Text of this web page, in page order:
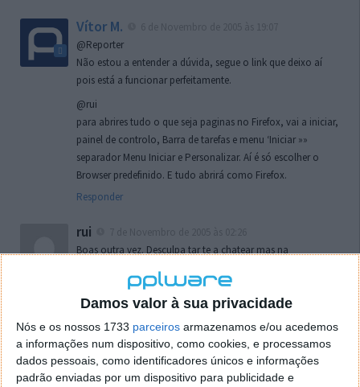
Damos valor à sua privacidade
Nós e os nossos 1733 parceiros armazenamos e/ou acedemos
a informações num dispositivo, como cookies, e processamos
dados pessoais, como identificadores únicos e informações
padrão enviadas por um dispositivo para publicidade e
Vítor M.
@Reporter
Não estou a entender a dúvida, segue o link que deixo aí
pois está a funcionar perfeitamente.
@rui
para abrires tudo o que seja paginas no Firefox, vai a iniciar,
painel de controlo, Barra de tarefas e menu ‘Iniciar »»
separador Menu Iniciar e Personalizar. Aí é só escolher o
Browser predefinido. E tudo abrirá como Firefox.
Responder
rui
Boas outra vez. Desculpa tar te a chatear mas na
o firefox como browser predefenido
de control tudo e nada. Tou a comecar a desesperar, ate ja
tentei apagar o explorer na tentativa de forçar o uso do
firefox mas em vao. Kaso te lembres de outra dica fico
agradecido, caso contrario obrigado a mesma
Responder